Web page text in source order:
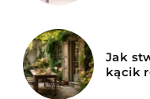
Jak
kącik